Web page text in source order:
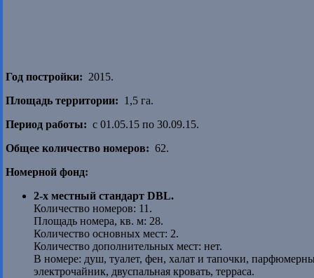
Год постройки: 2015.
Площадь территории: 1,5 га.
Период работы: с 01.05.15 по 30.09.15.
Общее количество номеров: 62.
Номерной фонд:
2-х местный стандарт DBL.
Количество номеров: 11.
Площадь номера, кв. м: 28.
Количество основных мест: 2.
Количество дополнительных мест: нет.
В номере: душ, туалет, фен, халат и тапочки,
электрочайник, двуспальная кровать, терраса.